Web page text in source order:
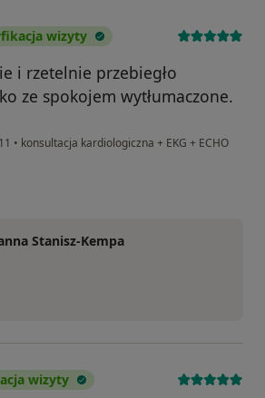
wizyty
i rzetelnie przebiegło
ze spokojem wytłumaczone.
• konsultacja kardiologiczna + EKG + ECHO
Stanisz-Kempa
wizyty